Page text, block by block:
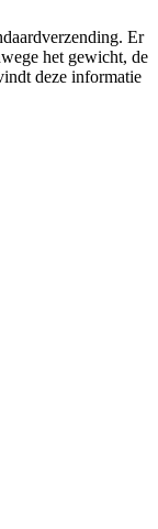
Er
het gewicht, de
deze informatie